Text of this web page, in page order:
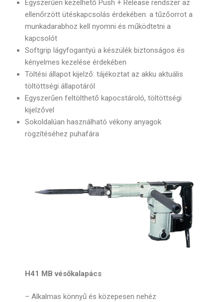
Egyszerűen kezelhető Push + Release rendszer az
ellenőrzött ütéskapcsolás érdekében: a tűzőorrot a
munkadarabhoz kell nyomni és működtetni a
kapcsolót
Softgrip lágyfogantyú a készülék biztonságos és
kényelmes kezelése érdekében
Töltési állapot kijelző: tájékoztat az akku aktuális
töltöttségi állapotáról
Egyszerűen feltölthető kapocstároló, töltöttségi
kijelzővel
Sokoldalúan használható vékony anyagok
rögzítéséhez puhafára
H41 MB vésőkalapács
– Alkalmas könnyű és közepesen nehéz